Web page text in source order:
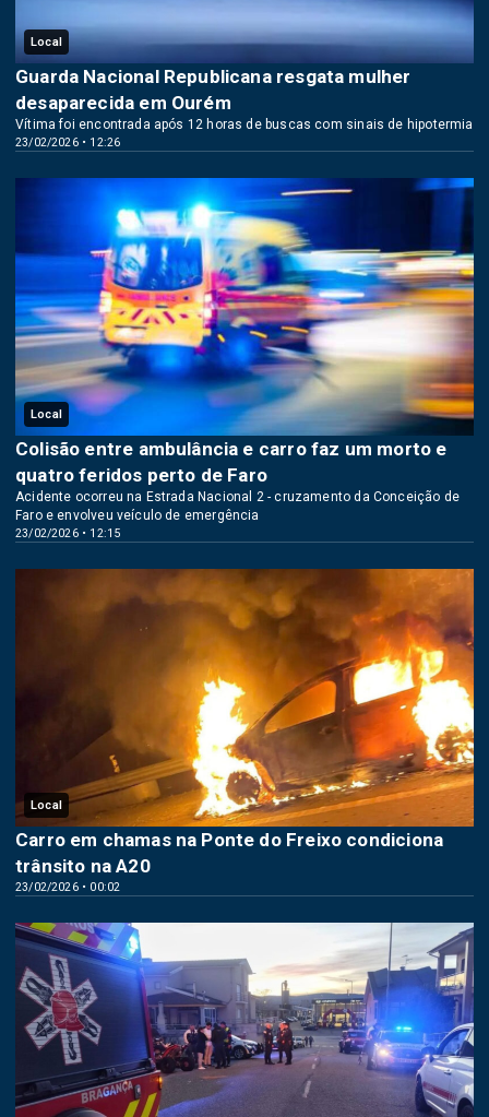
Local
23/02/2026 • 12:26
Guarda Nacional Republicana resgata mulher
desaparecida em Ourém
Vítima foi encontrada após 12 horas de buscas com sinais de hipotermia
Local
23/02/2026 • 12:15
Colisão entre ambulância e carro faz um morto e
quatro feridos perto de Faro
Acidente ocorreu na Estrada Nacional 2 - cruzamento da Conceição de
Faro e envolveu veículo de emergência
Local
23/02/2026 • 00:02
Carro em chamas na Ponte do Freixo condiciona
trânsito na A20